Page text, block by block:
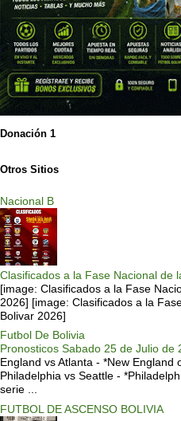
Donación 1
Otros Sitios
Nacional B
Clasificados a la Fase Nacional de
[image: Clasificados a la Fase
2026] [image: Clasificados a la
Bolivar 2026]
Futbol De Bolivia
Pronosticos Sabado 25 de Julio de
England vs Atlanta - *New England
Philadelphia vs Seattle -
serie ...
FUTBOL DE ASCENSO BOLIVIA